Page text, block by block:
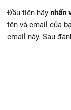
Đầu tiên hãy nhấn
tên và email của
email này. Sau